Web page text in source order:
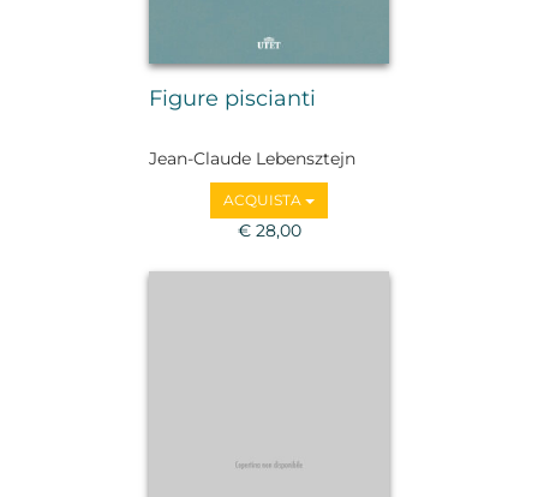
Figure piscianti
Jean-Claude Lebensztejn
ACQUISTA
€ 28,00